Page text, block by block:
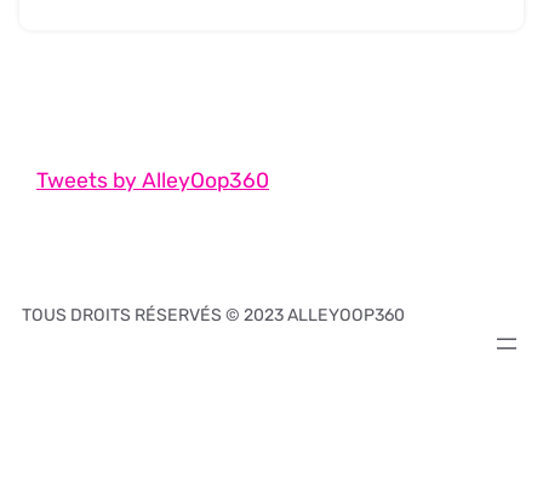
Tweets by AlleyOop360
TOUS DROITS RÉSERVÉS © 2023 ALLEYOOP360